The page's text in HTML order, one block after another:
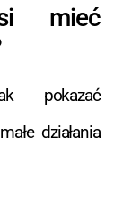
mieć
pokazać
działania